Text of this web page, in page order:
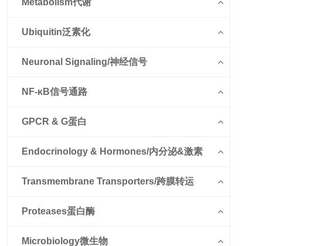
Metabolism代谢
Ubiquitin泛素化
Neuronal Signaling/神经信号
NF-κB信号通路
GPCR & G蛋白
Endocrinology & Hormones/内分泌&激素
Transmembrane Transporters/跨膜转运
Proteases蛋白酶
Microbiology微生物